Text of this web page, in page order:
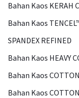
Bahan Kaos KERAH
Bahan Kaos
SPANDEX REFINED
Bahan Kaos HEAVY
Bahan Kaos
Bahan Kaos